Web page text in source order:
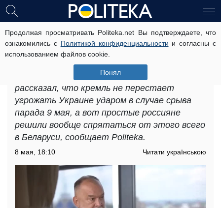
Продолжая просматривать Politeka.net Вы подтверждаете, что
ознакомились с Политикой конфиденциальности и согласны с
использованием файлов cookie.
Понял
«Пора валить в Беларусь»: эксперт
рассказал, куда россияне бегут
прятаться от украинских атак
Политтехнолог Михаил Шейтельман
рассказал, что кремль не перестает
угрожать Украине ударом в случае срыва
парада 9 мая, а вот простые россияне
решили вообще спрятаться от этого всего
в Беларуси, сообщает Politeka.
8 мая, 18:10 Читати українською